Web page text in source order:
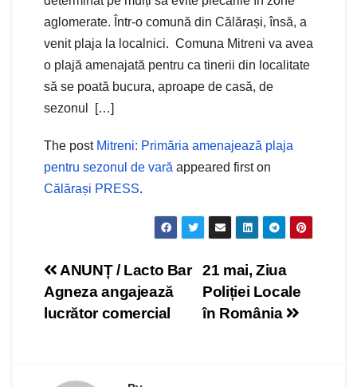
aglomerate. Într-o comună din Călărași, însă, a
venit plaja la localnici. Comuna Mitreni va avea
o plajă amenajată pentru ca tinerii din localitate
să se poată bucura, aproape de casă, de
sezonul […]
The post Mitreni: Primăria amenajează plaja
pentru sezonul de vară appeared first on
Călărași PRESS.
Navigare
în
21 mai, Ziua
Poliției Locale
în România
ANUNȚ / Lacto Bar
Agneza angajează
lucrător comercial